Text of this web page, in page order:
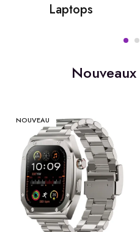
Laptops
Nouveaux
NOUVEAU